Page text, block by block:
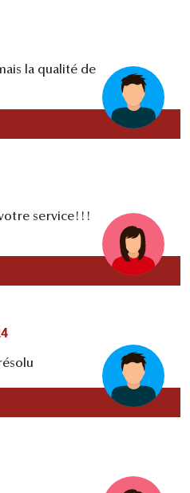
la qualité de
votre service!!!